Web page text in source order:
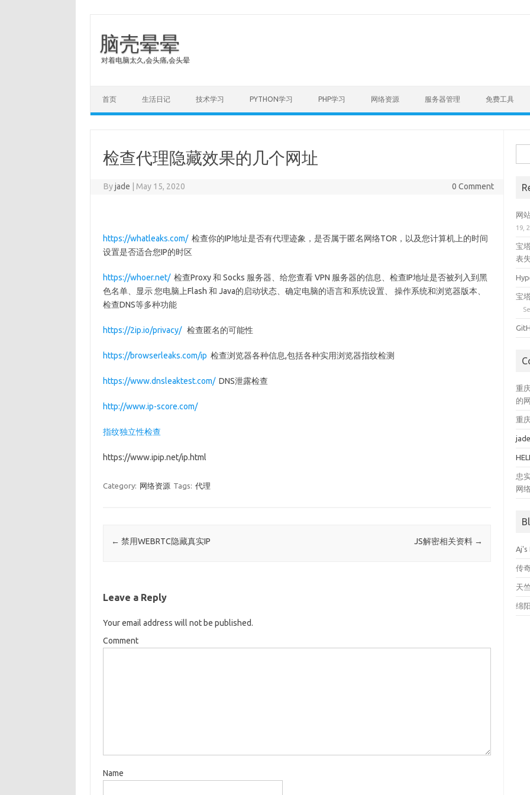
脑壳晕晕
对着电脑太久,会头痛,会头晕
首页 生活日记 技术学习 PYTHON学习 PHP学习 网络资源 服务器管理 免费工具
检查代理隐藏效果的几个网址
Byjade May 15, 2020 0 Comment
https://whatleaks.com/ 检查你的IP地址是否有代理迹象，是否属于匿名网络TOR，以及您计算机上的时间
设置是否适合您IP的时区
https://whoer.net/ 检查Proxy 和 Socks 服务器、给您查看 VPN 服务器的信息、检查IP地址是否被列入到黑
色名单、显示 您电脑上Flash 和 Java的启动状态、确定电脑的语言和系统设置、 操作系统和浏览器版本、
检查DNS等多种功能
https://2ip.io/privacy/ 检查匿名的可能性
https://browserleaks.com/ip 检查浏览器各种信息,包括各种实用浏览器指纹检测
https://www.dnsleaktest.com/DNS泄露检查
http://www.ip-score.com/
指纹独立性检查
https://www.ipip.net/ip.html
Category: 网络资源 Tags: 代理
Post navigation
← 禁用WEBRTC隐藏真实IP JS解密相关资料 →
Leave a Reply
Your email address will not be published.
Comment
Name
网
19,
宝
表
宝
重
的
重
忠
网
Aj's
传
天
绵